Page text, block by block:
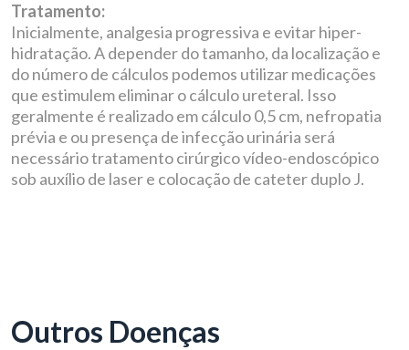
Tratamento:
Inicialmente, analgesia progressiva e evitar hiper-
hidratação. A depender do tamanho, da localização e
do número de cálculos podemos utilizar medicações
que estimulem eliminar o cálculo ureteral. Isso
geralmente é realizado em cálculo 0,5 cm, nefropatia
prévia e ou presença de infecção urinária será
necessário tratamento cirúrgico vídeo-endoscópico
sob auxílio de laser e colocação de cateter duplo J.
Outros Doenças